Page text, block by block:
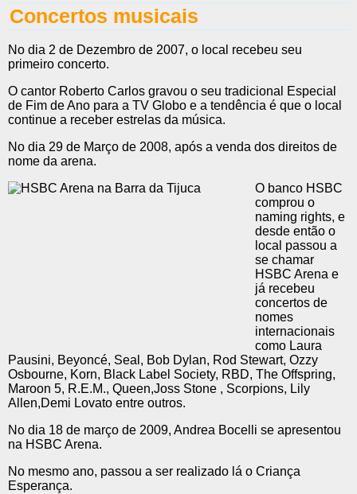
Concertos musicais
No dia 2 de Dezembro de 2007, o local recebeu seu
primeiro concerto.
O cantor Roberto Carlos gravou o seu tradicional Especial
de Fim de Ano para a TV Globo e a tendência é que o local
continue a receber estrelas da música.
No dia 29 de Março de 2008, após a venda dos direitos de
nome da arena.
O banco HSBC
comprou o
naming rights, e
desde então o
local passou a
se chamar
HSBC Arena e
já recebeu
concertos de
nomes
internacionais
como Laura
Pausini, Beyoncé, Seal, Bob Dylan, Rod Stewart, Ozzy
Osbourne, Korn, Black Label Society, RBD, The Offspring,
Maroon 5, R.E.M., Queen,Joss Stone , Scorpions, Lily
Allen,Demi Lovato entre outros.
No dia 18 de março de 2009, Andrea Bocelli se apresentou
na HSBC Arena.
No mesmo ano, passou a ser realizado lá o Criança
Esperança.